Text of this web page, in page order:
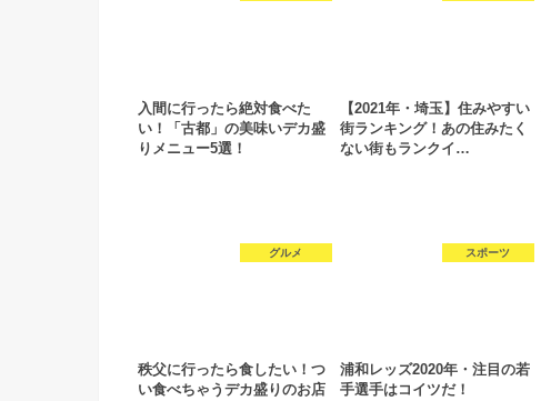
入間に行ったら絶対食べた
い！「古都」の美味いデカ盛
りメニュー5選！
【2021年・埼玉】住みやすい
街ランキング！あの住みたく
ない街もランクイ…
グルメ
秩父に行ったら食したい！つ
い食べちゃうデカ盛りのお店
スポーツ
浦和レッズ2020年・注目の若
手選手はコイツだ！